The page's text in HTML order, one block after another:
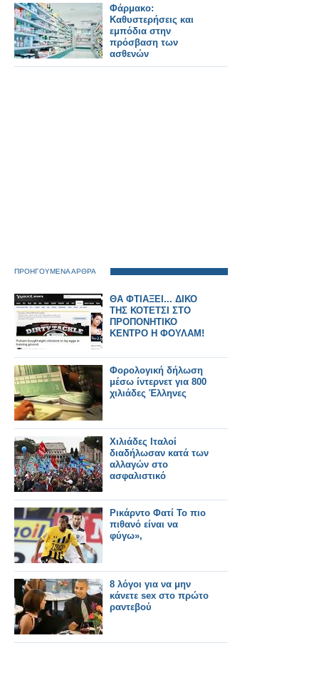
Φάρμακο:
Καθυστερήσεις και
εμπόδια στην
πρόσβαση των
ασθενών
ΠΡΟΗΓΟΥΜΕΝΑ ΑΡΘΡΑ
ΘΑ ΦΤΙΑΞΕΙ... ΔΙΚΟ
ΤΗΣ ΚΟΤΕΤΣΙ ΣΤΟ
ΠΡΟΠΟΝΗΤΙΚΟ
ΚΕΝΤΡΟ Η ΦΟΥΛΑΜ!
Φορολογική δήλωση
μέσω ίντερνετ για 800
χιλιάδες Έλληνες
Χιλιάδες Ιταλοί
διαδήλωσαν κατά των
αλλαγών στο
ασφαλιστικό
Ρικάρντο Φατί Το πιο
πιθανό είναι να
φύγω»,
8 λόγοι για να μην
κάνετε sex στο πρώτο
ραντεβού